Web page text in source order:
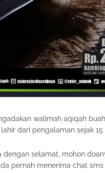
walimah aqiqah
dari pengalaman sejak
selamat, mohon
pernah menerima chat